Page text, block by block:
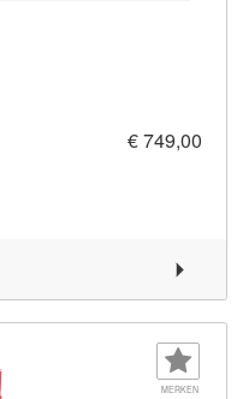
€ 749,00
MERKEN